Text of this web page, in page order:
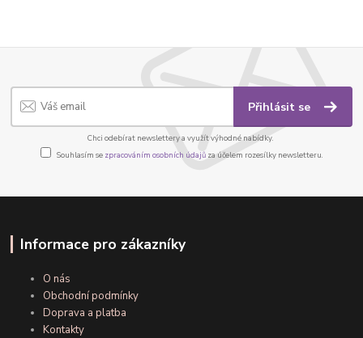
Přihlásit se
Chci odebírat newslettery a využít výhodné nabídky.
Souhlasím se zpracováním osobních údajůza účelem rozesílky newsletteru.
Informace pro zákazníky
O nás
Obchodní podmínky
Doprava a platba
Kontakty